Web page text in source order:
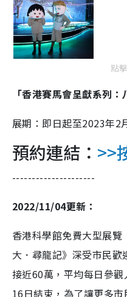
點
「香港賽馬會呈獻系列
展期：即日起至2023年2
預約連結： >>
---------------------
2022/11/04更新：
香港科學館免費大型展
大．尋龍記》深受市民歡
接近60萬，平均每日參觀
16日結束，為了讓更多